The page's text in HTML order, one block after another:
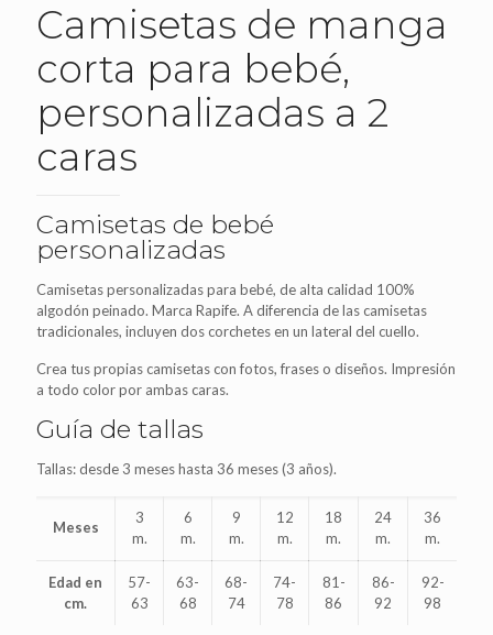
Camisetas de manga
corta para bebé,
personalizadas a 2
caras
Camisetas de bebé
personalizadas
Camisetas personalizadas para bebé, de alta calidad 100%
algodón peinado. Marca Rapife. A diferencia de las camisetas
tradicionales, incluyen dos corchetes en un lateral del cuello.
Crea tus propias camisetas con fotos, frases o diseños. Impresión
a todo color por ambas caras.
Guía de tallas
Tallas: desde 3 meses hasta 36 meses (3 años).
Meses
3
m.
6
m.
9
m.
12
m.
18
m.
24
m.
36
m.
Edad en
cm.
57-
63
63-
68
68-
74
74-
78
81-
86
86-
92
92-
98